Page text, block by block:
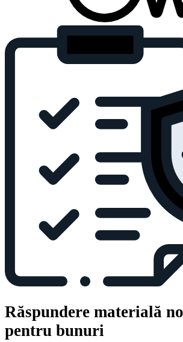
Răspundere materială
pentru bunuri